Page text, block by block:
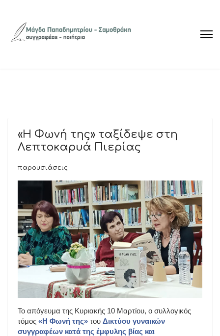
«Η Φωνή της» ταξίδεψε στη
Λεπτοκαρυά Πιερίας
παρουσιάσεις
Το απόγευμα της Κυριακής 10 Μαρτίου, ο συλλογικός
τόμος «Η Φωνή της» του Δικτύου γυναικών
συγγραφέων κατά της έμφυλης βίας και